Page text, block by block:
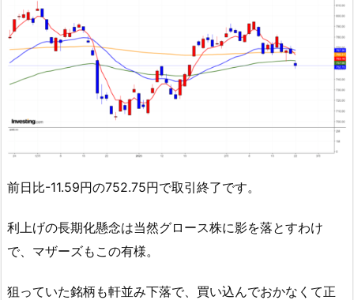
前日比-11.59円の752.75円で取引終了です。
利上げの長期化懸念は当然グロース株に影を落とすわけ
で、マザーズもこの有様。
狙っていた銘柄も軒並み下落で、買い込んでおかなくて正